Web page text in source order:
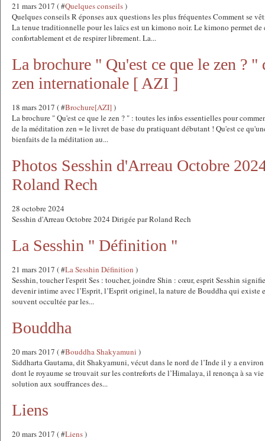
21 mars 2017 ( #Quelques conseils)
Quelques conseils R éponses aux questions les plus fréquentes Comment se
La tenue traditionnelle pour les laïcs est un kimono noir. Le kimono permet de
confortablement et de respirer librement. La...
La brochure " Qu'est ce que le zen ? "
zen internationale [ AZI ]
18 mars 2017 ( #Brochure[AZI])
La brochure " Qu'est ce que le zen ? " : toutes les infos essentielles pour
de la méditation zen = le livret de base du pratiquant débutant ! Qu'est ce
bienfaits de la méditation au...
Photos Sesshin d'Arreau Octobre
Roland Rech
28 octobre 2024
Sesshin d'Arreau Octobre 2024 Dirigée par Roland Rech
La Sesshin " Définition "
21 mars 2017 ( #La Sesshin Définition )
Sesshin, toucher l'esprit Ses : toucher, joindre Shin : cœur, esprit Sesshin
devenir intime avec l’Esprit, l’Esprit originel, la nature de Bouddha qui existe
souvent occultée par les...
Bouddha
20 mars 2017 ( #Bouddha Shakyamuni )
Siddharta Gautama, dit Shakyamuni, vécut dans le nord de l’Inde il y a
dont le royaume se trouvait sur les contreforts de l’Himalaya, il renonça à sa
solution aux souffrances des...
Liens
20 mars 2017 ( #Liens)